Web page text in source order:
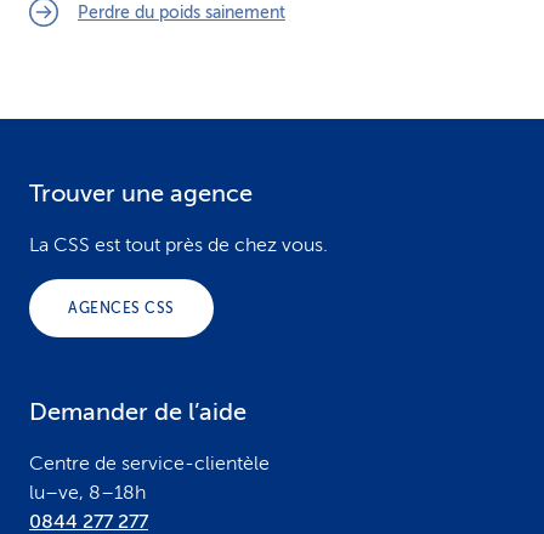
Perdre du poids sainement
Trouver une agence
La CSS est tout près de chez vous.
AGENCES CSS
Demander de l’aide
Centre de service-clientèle
lu–ve, 8–18h
0844 277 277